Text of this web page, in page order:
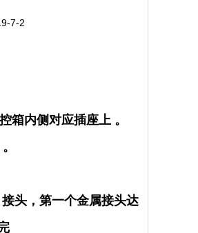
7-2
箱内侧对应插座上 。
头，第一个金属接头达